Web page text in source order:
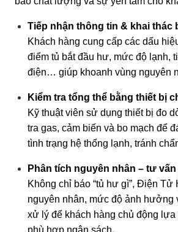
Tiếp nhận thông tin & khai thác
Khách hàng cung cấp các dấu
điểm tủ bắt đầu hư, mức độ lạnh,
điện… giúp khoanh vùng nguyên
Kiểm tra tổng thể bằng thiết bị
Kỹ thuật viên sử dụng thiết bị đo
tra gas, cảm biến và bo mạch để
tình trạng hệ thống lạnh, tránh
Phân tích nguyên nhân – tư
Không chỉ báo “tủ hư gì”, Điện Tử
nguyên nhân, mức độ ảnh hưởng
xử lý để khách hàng chủ động
phù hợp ngân sách.